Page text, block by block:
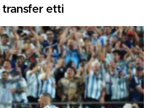
transfer etti